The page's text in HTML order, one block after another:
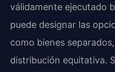
válidamente ejecutado
puede designar las
como bienes
distribución equitativa.